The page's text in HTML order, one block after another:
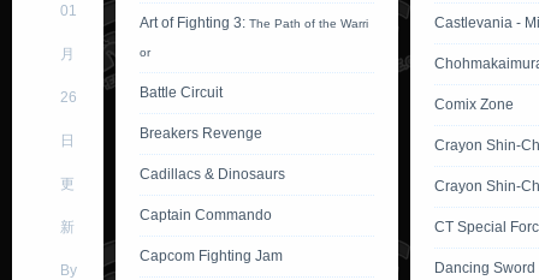
01
月
26
日
更
新
By
Art of Fighting 3: The Path of the Warri
or
Battle Circuit
Breakers Revenge
Cadillacs & Dinosaurs
Captain Commando
Capcom Fighting Jam
Castlevania -
Comix Zone
Crayon Shin-
Crayon Shin-
CT Special
Dancing Sword